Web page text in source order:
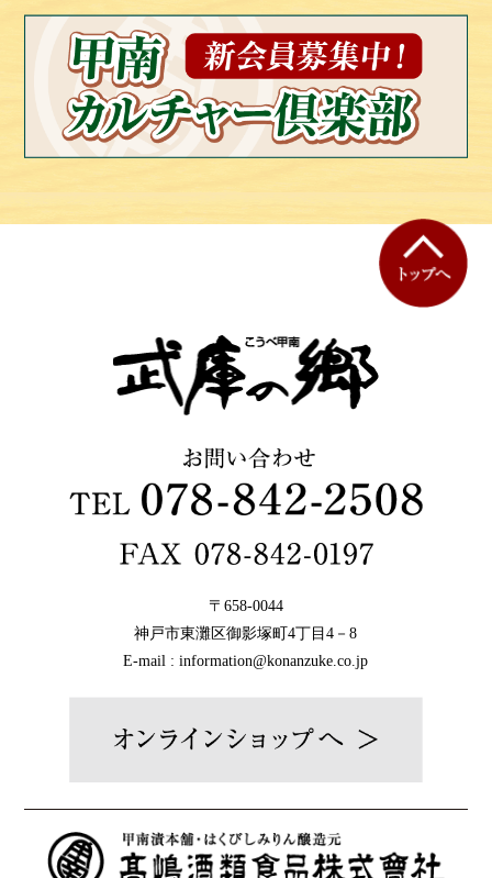
〒658-0044
神戸市東灘区御影塚町4丁目4－8
E-mail : information@konanzuke.co.jp